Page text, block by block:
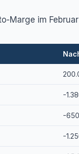
Marge im
-
-650
-